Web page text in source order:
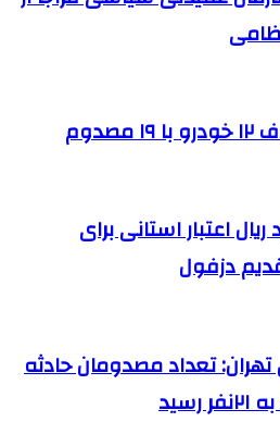
میلیارد ریال اعتبار استانی برای
دزفول
تعداد مصدومان حادثه